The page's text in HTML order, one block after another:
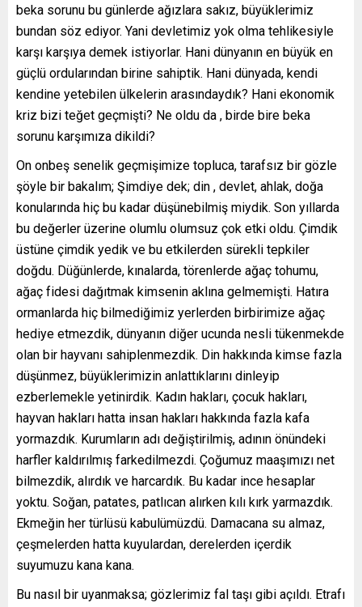
beka sorunu bu günlerde ağızlara sakız, büyüklerimiz
bundan söz ediyor. Yani devletimiz yok olma tehlikesiyle
karşı karşıya demek istiyorlar. Hani dünyanın en büyük en
güçlü ordularından birine sahiptik. Hani dünyada, kendi
kendine yetebilen ülkelerin arasındaydık? Hani ekonomik
kriz bizi teğet geçmişti? Ne oldu da , birde bire beka
sorunu karşımıza dikildi?
On onbeş senelik geçmişimize topluca, tarafsız bir gözle
şöyle bir bakalım; Şimdiye dek; din , devlet, ahlak, doğa
konularında hiç bu kadar düşünebilmiş miydik. Son yıllarda
bu değerler üzerine olumlu olumsuz çok etki oldu. Çimdik
üstüne çimdik yedik ve bu etkilerden sürekli tepkiler
doğdu. Düğünlerde, kınalarda, törenlerde ağaç tohumu,
ağaç fidesi dağıtmak kimsenin aklına gelmemişti. Hatıra
ormanlarda hiç bilmediğimiz yerlerden birbirimize ağaç
hediye etmezdik, dünyanın diğer ucunda nesli tükenmekde
olan bir hayvanı sahiplenmezdik. Din hakkında kimse fazla
düşünmez, büyüklerimizin anlattıklarını dinleyip
ezberlemekle yetinirdik. Kadın hakları, çocuk hakları,
hayvan hakları hatta insan hakları hakkında fazla kafa
yormazdık. Kurumların adı değiştirilmiş, adının önündeki
harfler kaldırılmış farkedilmezdi. Çoğumuz maaşımızı net
bilmezdik, alırdık ve harcardık. Bu kadar ince hesaplar
yoktu. Soğan, patates, patlıcan alırken kılı kırk yarmazdık.
Ekmeğin her türlüsü kabulümüzdü. Damacana su almaz,
çeşmelerden hatta kuyulardan, derelerden içerdik
suyumuzu kana kana.
Bu nasıl bir uyanmaksa; gözlerimiz fal taşı gibi açıldı. Etrafı